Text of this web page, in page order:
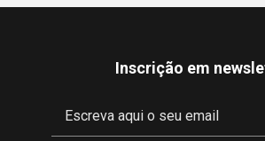
Inscrição em